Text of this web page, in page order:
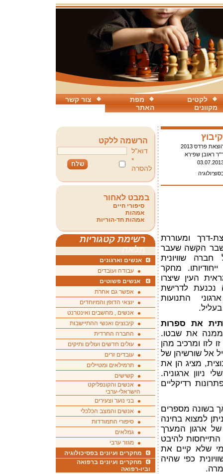
צור קשר
מפת
האתר
לקטים
מקוונים
פרדס 2013
ראובן שפירא
דרך ומעוררת
הקשה שעבר
סימל חברה שוויונית
מחקר
העין שיצרו
נכנעת לדרישת
התנועות
את ספרות
את שבטו.
לזו ומרכיב מהן
אל שורשיהן של
מציג הן את
ניוון ארגוניה.
רדיקליים
בשונה מספרים
למצוא בחינה
ארגון המערך
להיבט
שלא קיים את
כפי שהיה
הרשמה ללקט
דוא"ל
*
להסרה
במבט לאחור
סיפורי חיים
אמהות
אמהות חד-הוריות
רשימת קטגוריות
מלאה
אנשים וארגונים
עבודה ועובדים
אנשים פשוטים
אפשר גם אחרת
יוצאי הדופן והמיוחדים
אנשים , מחשבים ואינטרנט
קיבוצים ואנשי ההתיישבות
החברה החרדית
עולים חדשים ועולים ותיקים
עובדים זרים
תרמילאים ומטיילים
קשישים
אנשים והקונפליקט
הישראלי-ערבי
בני נוער וצעירים
אנשים והמצב הכלכלי
סיפורי התמודדות
גמלאים
מגזר ערבי
מחקרים ועיונים בפסיכולוגיה
מחקרים ועיונים ברפואה
וביו-רפואה